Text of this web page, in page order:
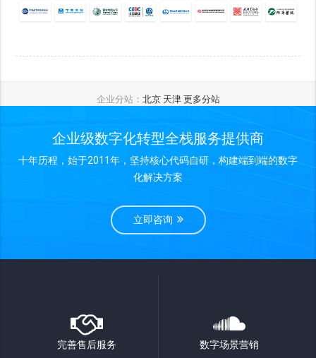
企业分站： 北京 天津 更多分站
企业级数字化转型全栈服务提供商
十年历程，始于2011年，坚持核心代码自研，构建端到端的数字
化解决方案
立即咨询
完善售后服务 数字场景营销